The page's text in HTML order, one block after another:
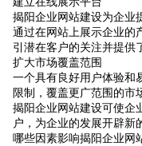
揭阳企业网站建设为企业
通过在网站上展示企业的
引潜在客户的关注并提供
扩大市场覆盖范围
一个具有良好用户体验和
限制，覆盖更广范围的市
揭阳企业网站建设可使企
户，为企业的发展开辟新
哪些因素影响揭阳企业网